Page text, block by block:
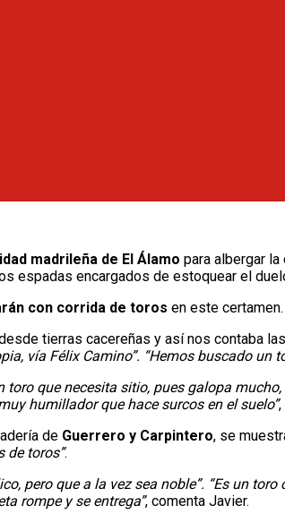
madrileña de El Álamo para albergar
espadas encargados de estoquear el
con corrida de toros en este certamen.
tierras cacereñas y así nos contaba
vía Félix Camino”. “Hemos buscado un
toro que necesita sitio, pues galopa
humillador que hace surcos en el suelo”
de Guerrero y Carpintero, se
de toros”.
pero que a la vez sea noble”. “Es un
rompe y se entrega”, comenta Javier.